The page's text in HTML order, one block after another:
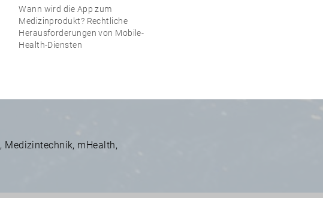
Wann wird die App zum
Medizinprodukt? Rechtliche
Herausforderungen von Mobile-
Health-Diensten
, Medizintechnik, mHealth,